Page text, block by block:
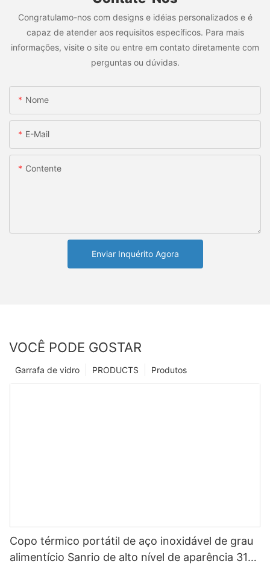
Congratulamo-nos com designs e idéias personalizados e é
capaz de atender aos requisitos específicos. Para mais
informações, visite o site ou entre em contato diretamente com
perguntas ou dúvidas.
Nome
E-Mail
Contente
Enviar Inquérito Agora
VOCÊ PODE GOSTAR
Produtos
PRODUCTS
Garrafa de vidro
Copo térmico portátil de aço inoxidável de grau
alimentício Sanrio de alto nível de aparência 316